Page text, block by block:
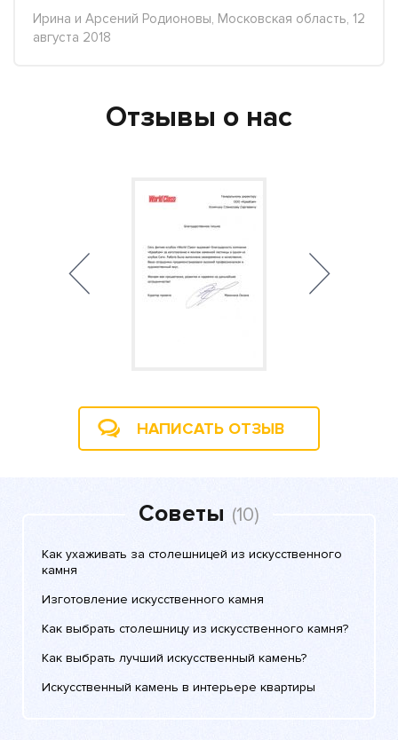
Ирина и Арсений Родионовы, Московская область, 12
августа 2018
Отзывы о нас
НАПИСАТЬ ОТЗЫВ
Советы (10)
Как ухаживать за столешницей из искусственного
камня
Изготовление искусственного камня
Как выбрать столешницу из искусственного камня?
Как выбрать лучший искусственный камень?
Искусственный камень в интерьере квартиры